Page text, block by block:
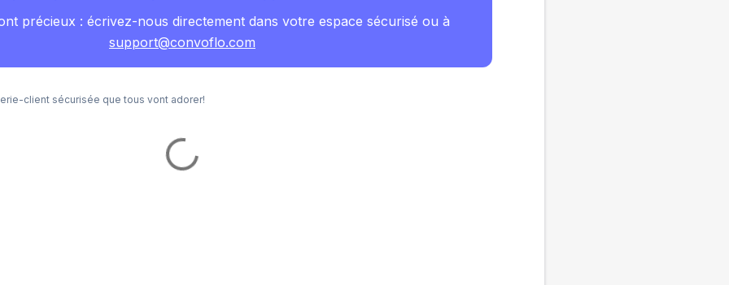
précieux : écrivez-nous directement dans votre espace sécurisé ou à
support@convoflo.com
client sécurisée que tous vont adorer!